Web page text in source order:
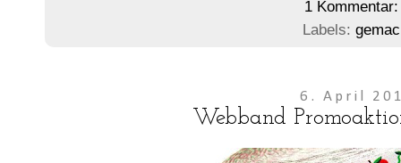
1
Labels:
6. April
Webband